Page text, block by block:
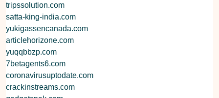
tripssolution.com
satta-king-india.com
yukigassencanada.com
articlehorizone.com
yuqqbbzp.com
7betagents6.com
coronavirusuptodate.com
crackinstreams.com